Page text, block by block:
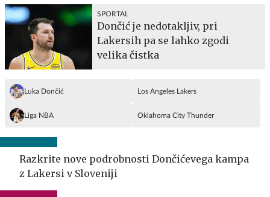
SPORTAL
Dončić je nedotakljiv, pri
Lakersih pa se lahko zgodi
velika čistka
Luka Dončić Los Angeles Lakers
Liga NBA Oklahoma City Thunder
Razkrite nove podrobnosti Dončićevega kampa
z Lakersi v Sloveniji